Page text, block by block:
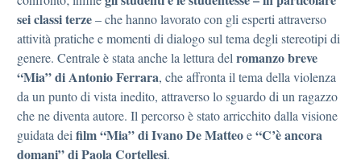
sei classi terze– che hanno lavorato con gli esperti attraverso
attività pratiche e momenti di dialogo sul tema degli stereotipi di
genere. Centrale è stata anche la lettura del romanzo breve
“Mia” di Antonio Ferrara, che affronta il tema della violenza
da un punto di vista inedito, attraverso lo sguardo di un ragazzo
che ne diventa autore. Il percorso è stato arricchito dalla visione
guidata dei film “Mia” di Ivano De Matteoe“C’è ancora
domani” di Paola Cortellesi.